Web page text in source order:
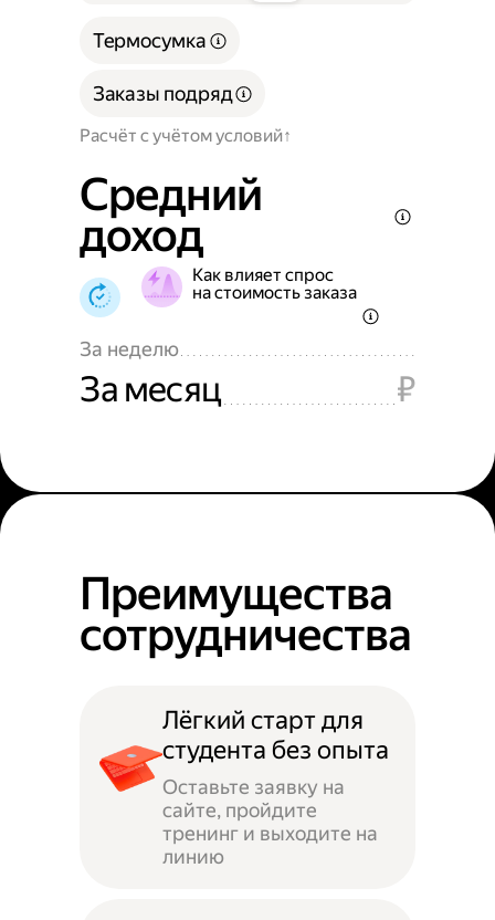
Расчёт с учётом условий
Термосумка
Заказы подряд
Средний
доход
Как влияет спрос
на стоимость заказа
За неделю
За месяц ₽
Преимущества
сотрудничества
Лёгкий старт для
студента без опыта
Оставьте заявку на
сайте, пройдите
тренинг и выходите на
линию